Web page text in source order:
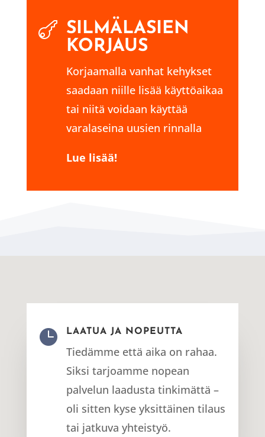
 SILMÄLASIEN
KORJAUS
Korjaamalla vanhat kehykset
saadaan niille lisää käyttöaikaa
tai niitä voidaan käyttää
varalaseina uusien rinnalla
Lue lisää!
 LAATUA JA NOPEUTTA
Tiedämme että aika on rahaa.
Siksi tarjoamme nopean
palvelun laadusta tinkimättä –
oli sitten kyse yksittäinen tilaus
tai jatkuva yhteistyö.